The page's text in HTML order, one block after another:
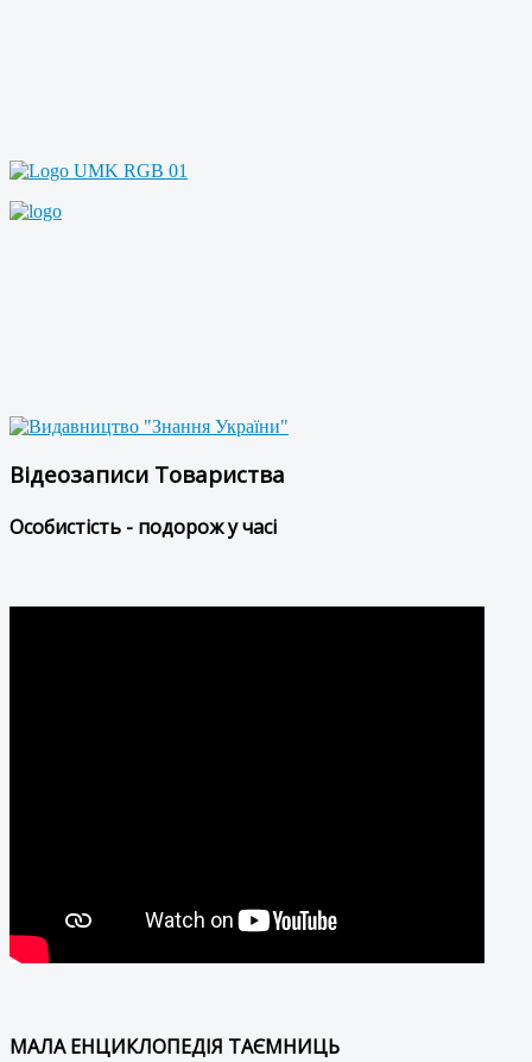
Відеозаписи Товариства
Особистість - подорож у часі
МАЛА ЕНЦИКЛОПЕДІЯ ТАЄМНИЦЬ